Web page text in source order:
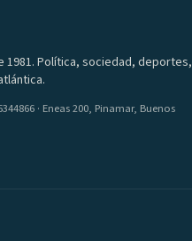
1981. Política, sociedad, deportes,
· Eneas 200, Pinamar, Buenos